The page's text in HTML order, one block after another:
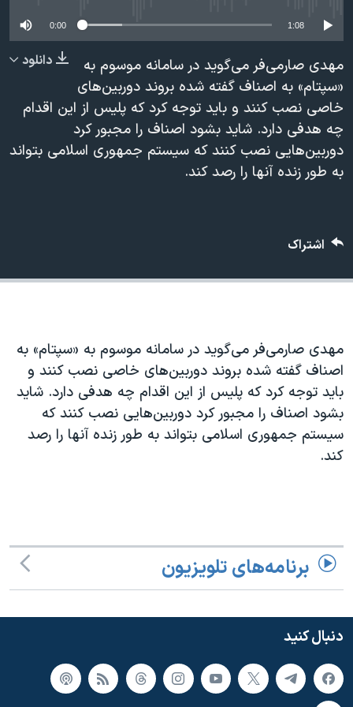
حقوق شهروندی
اقتصادی
علم و فناوری
اسرائیل در جنگ
گالری عکس
انتخابات ریاست جمهوری آمریکا ۲۰۲۴
حمله جمهوری اسلامی به اسرائیل
رمز مهسا
ورزش زنان در ایران
اعتراضات زن، زندگی، آزادی
دادگاه حمید نوری
اسرائیل در جنگ
نرگس محمدی برنده جایزه نوبل صلح
همایش محافظه‌کاران آمریکا «سی‌پک»
صفحه‌های ویژه
زبانهای مختلف
0:00 1:08
دانلود
مهدی صارمی‌فر می‌گوید در سامانه موسوم به
«سپتام» به اصناف گفته شده بروند دوربین‌های
خاصی نصب کنند و باید توجه کرد که پلیس از این اقدام
چه هدفی دارد. شاید بشود اصناف را مجبور کرد
دوربین‌هایی نصب کنند که سیستم جمهوری اسلامی بتواند
به طور زنده آنها را رصد کند.
اشتراک
مهدی صارمی‌فر می‌گوید در سامانه موسوم به «سپتام» به
اصناف گفته شده بروند دوربین‌های خاصی نصب کنند و
باید توجه کرد که پلیس از این اقدام چه هدفی دارد. شاید
بشود اصناف را مجبور کرد دوربین‌هایی نصب کنند که
سیستم جمهوری اسلامی بتواند به طور زنده آنها را رصد
کند.
برنامه‌های تلویزیون
دنبال کنید